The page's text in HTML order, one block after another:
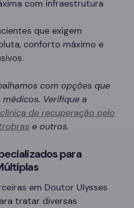
com infraestrutura
que exigem
conforto máximo e
com opções que
Verifique a
clínica de recuperação pelo
e outros.
para
em Doutor Ulysses
tratar diversas